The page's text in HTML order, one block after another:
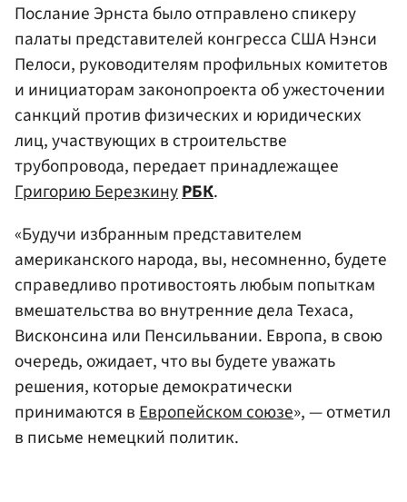
Послание Эрнста было отправлено спикеру
палаты представителей конгресса США Нэнси
Пелоси, руководителям профильных комитетов
и инициаторам законопроекта об ужесточении
санкций против физических и юридических
лиц, участвующих в строительстве
трубопровода, передает принадлежащее
Григорию БерезкинуРБК.
«Будучи избранным представителем
американского народа, вы, несомненно, будете
справедливо противостоять любым попыткам
вмешательства во внутренние дела Техаса,
Висконсина или Пенсильвании. Европа, в свою
очередь, ожидает, что вы будете уважать
решения, которые демократически
принимаются вЕвропейском союзе», — отметил
в письме немецкий политик.